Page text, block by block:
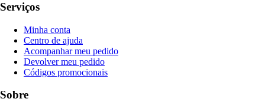
Serviços
Minha conta
Centro de ajuda
Acompanhar meu pedido
Devolver meu pedido
Códigos promocionais
Sobre